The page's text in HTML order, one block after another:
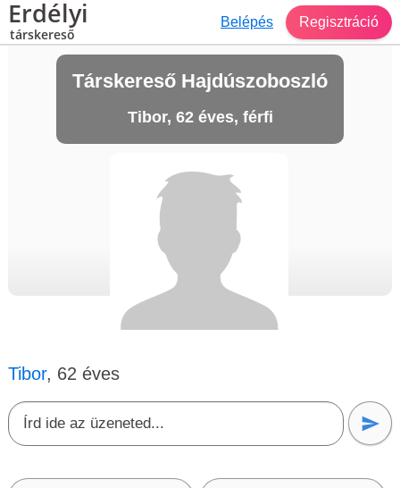
Erdélyi
társkereső
Belépés Regisztráció
Társkereső Hajdúszoboszló
Tibor, 62 éves, férfi
Tibor, 62 éves